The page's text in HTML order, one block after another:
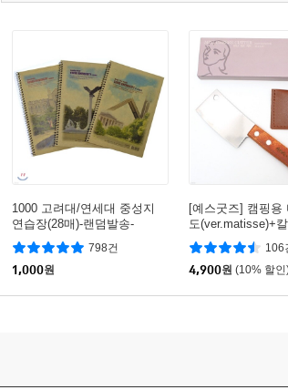
1000 고려대/연세대 중성지
연습장(28매)-랜덤발송-
798건
1,000원
[예스굿즈] 캠핑용
도(ver.matisse)+
106
4,900원 (10% 할인
서大2p,小2p)